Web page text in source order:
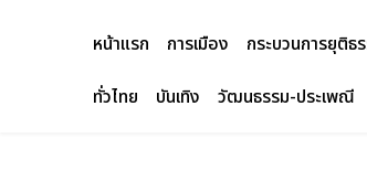
หน้าแรก การเมือง กระบวนการยุติธ
ทั่วไทย
บันเทิง วัฒนธรรม-ประเพณี